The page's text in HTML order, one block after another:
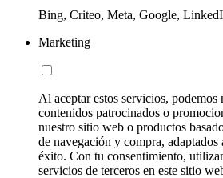
Bing, Criteo, Meta, Google,
Marketing
Al aceptar estos servicios, podemos
contenidos patrocinados o
nuestro sitio web o productos
de navegación y compra, adaptados
éxito. Con tu consentimiento,
servicios de terceros en este sitio